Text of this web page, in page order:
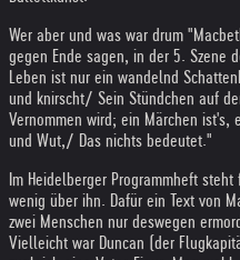
Wer aber und was war drum
gegen Ende sagen, in der 5. Szene
Leben ist nur ein wandelnd
und knirscht/ Sein Stündchen auf
Vernommen wird; ein Märchen
und Wut,/ Das nichts bedeutet."
Im Heidelberger Programmheft
wenig über ihn. Dafür ein Text von
zwei Menschen nur deswegen
Vielleicht war Duncan (der